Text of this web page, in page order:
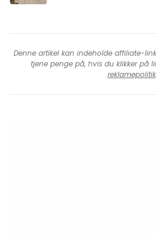
Denne artikel kan indeholde affiliate-
tjene penge på, hvis du klikker på
reklamepolitik